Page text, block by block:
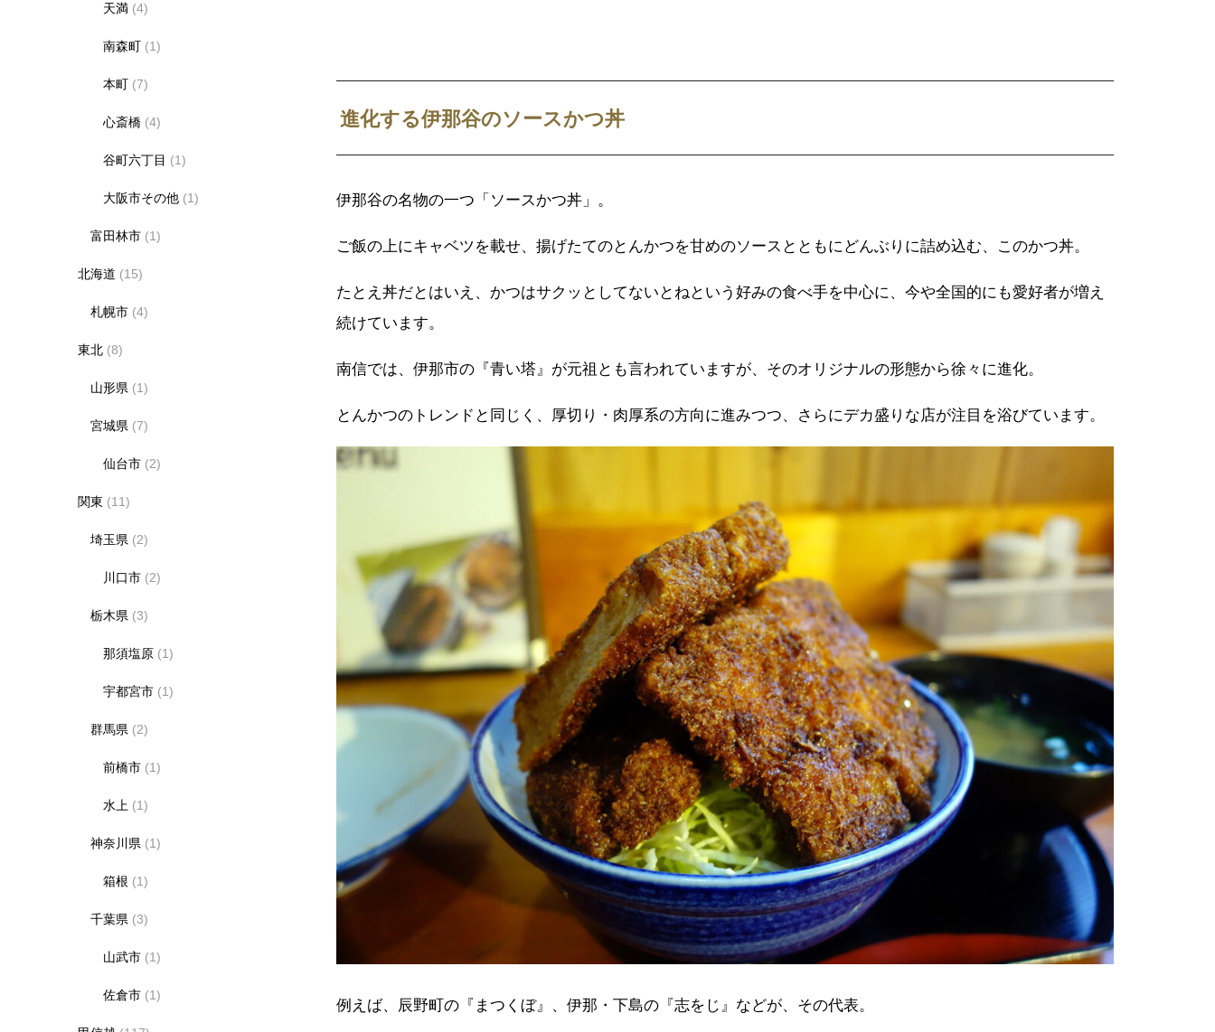
進化する伊那谷のソースかつ丼
伊那谷の名物の一つ「ソースかつ丼」。
ご飯の上にキャベツを載せ、揚げたてのとんかつを甘めのソースとともにどんぶりに詰め込む、このかつ丼。
たとえ丼だとはいえ、かつはサクッとしてないとねという好みの食べ手を中心に、今や全国的にも愛好者が増え
続けています。
南信では、伊那市の『青い塔』が元祖とも言われていますが、そのオリジナルの形態から徐々に進化。
とんかつのトレンドと同じく、厚切り・肉厚系の方向に進みつつ、さらにデカ盛りな店が注目を浴びています。
例えば、辰野町の『まつくぼ』、伊那・下島の『志をじ』などが、その代表。
天満 (4)
南森町 (1)
本町 (7)
心斎橋 (4)
谷町六丁目 (1)
大阪市その他 (1)
富田林市 (1)
北海道 (15)
札幌市 (4)
東北 (8)
山形県 (1)
宮城県 (7)
仙台市 (2)
関東 (11)
埼玉県 (2)
川口市 (2)
栃木県 (3)
那須塩原 (1)
宇都宮市 (1)
群馬県 (2)
前橋市 (1)
水上 (1)
神奈川県 (1)
箱根 (1)
千葉県 (3)
山武市 (1)
佐倉市 (1)